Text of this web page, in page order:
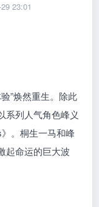
23:01
”焕然重生。除此
列人气角色峰义
。桐生一马和峰
起命运的巨大波